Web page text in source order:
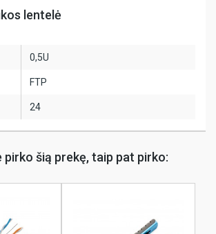
lentelė
0,5U
FTP
24
pirko šią prekę, taip pat pirko: